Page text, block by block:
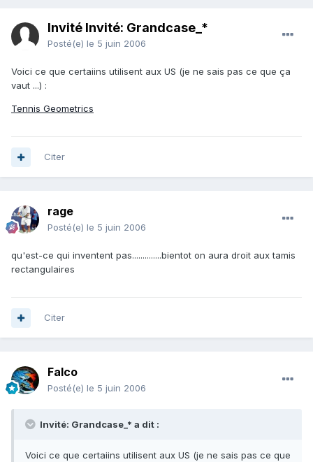
Invité Invité: Grandcase_*
Posté(e) le 5 juin 2006
Voici ce que certaiins utilisent aux US (je ne sais pas ce que ça
vaut ...) :
Tennis Geometrics
Citer
rage
Posté(e) le 5 juin 2006
qu'est-ce qui inventent pas..............bientot on aura droit aux tamis
rectangulaires
Citer
Falco
Posté(e) le 5 juin 2006
Invité: Grandcase_* a dit :
Voici ce que certaiins utilisent aux US (je ne sais pas ce que